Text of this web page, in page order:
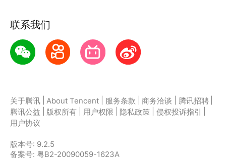
联系我们
关于腾讯 About Tencent 服务条款 商务洽谈 腾讯招聘
腾讯公益
版权所有 用户权限 隐私政策 侵权投诉指引
用户协议
版本号: 9.2.5
备案号: 粤B2-20090059-1623A